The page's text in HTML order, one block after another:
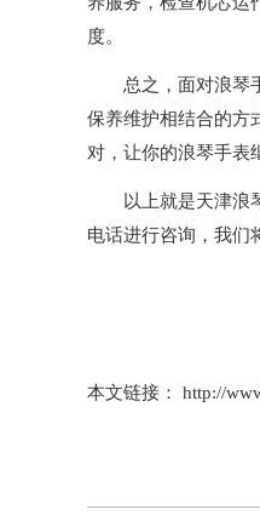
度。
总之，面对浪琴手
保养维护相结合的方
对，让你的浪琴手表
以上就是天津浪
电话进行咨询，我们
本文链接： http://